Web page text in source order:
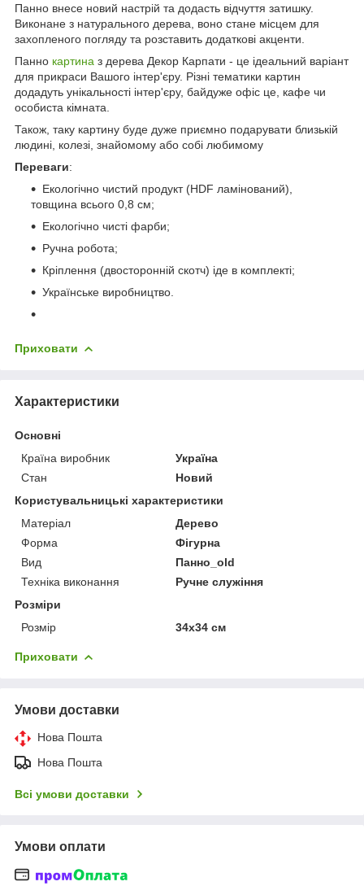
Панно внесе новий настрій та додасть відчуття затишку.
Виконане з натурального дерева, воно стане місцем для
захопленого погляду та розставить додаткові акценти.
Панно картина з дерева Декор Карпати - це ідеальний варіант
для прикраси Вашого інтер'єру. Різні тематики картин
додадуть унікальності інтер'єру, байдуже офіс це, кафе чи
особиста кімната.
Також, таку картину буде дуже приємно подарувати близькій
людині, колезі, знайомому або собі любимому
Переваги:
Екологічно чистий продукт (HDF ламінований),
товщина всього 0,8 см;
Екологічно чисті фарби;
Ручна робота;
Кріплення (двосторонній скотч) іде в комплекті;
Українське виробництво.
Приховати
Характеристики
Основні
Країна виробник
Україна
Стан
Новий
Користувальницькі характеристики
Матеріал
Дерево
Форма
Фігурна
Вид
Панно_оld
Техніка виконання
Ручне служіння
Розміри
Розмір
34х34 см
Приховати
Умови доставки
Нова Пошта
Нова Пошта
Всі умови доставки
Умови оплати